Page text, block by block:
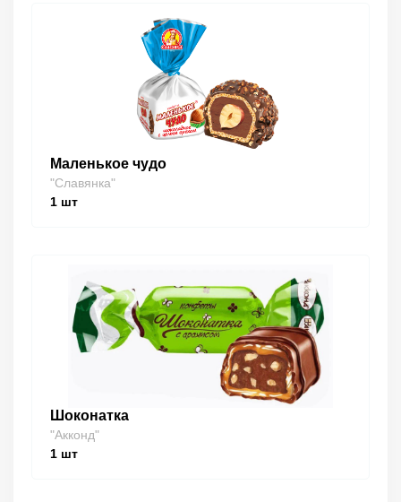
Маленькое чудо
"Славянка"
1 шт
Шоконатка
"Акконд"
1 шт